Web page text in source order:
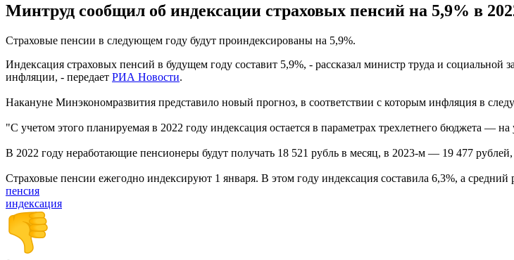
Минтруд сообщил об индексации страховых пенсий на 5,9% в
Страховые пенсии в следующем году будут проиндексированы на 5,9%.
Индексация страховых пенсий в будущем году составит 5,9%, - рассказал министр труда и
инфляции, - передает РИА Новости.
Накануне Минэкономразвития представило новый прогноз, в соответствии с которым инфляция в
"С учетом этого планируемая в 2022 году индексация остается в параметрах трехлетнего бюджета —
В 2022 году неработающие пенсионеры будут получать 18 521 рубль в месяц, в 2023-м — 19 477
Страховые пенсии ежегодно индексируют 1 января. В этом году индексация составила 6,3%, а
пенсия
индексация